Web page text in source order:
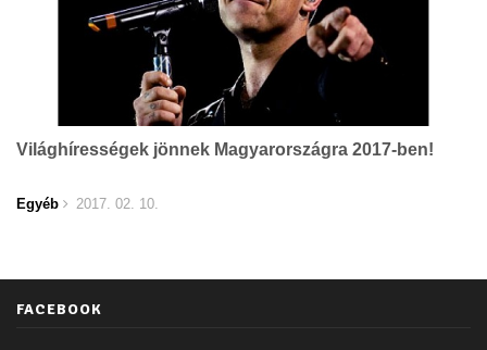
Világhírességek jönnek Magyarországra 2017-ben!
Egyéb 2017. 02. 10.
FACEBOOK